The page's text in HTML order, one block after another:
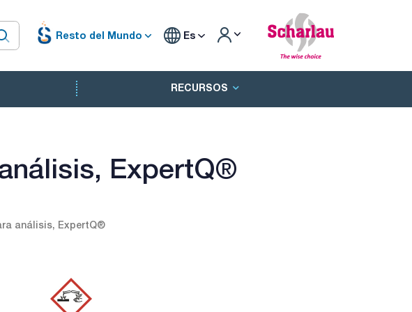
Resto del Mundo Es
RECURSOS
ExpertQ®
análisis, ExpertQ®